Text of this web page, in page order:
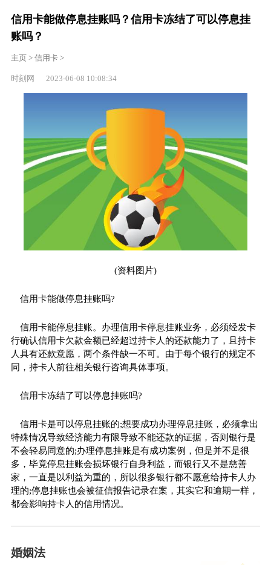
信用卡能做停息挂账吗？信用卡冻结了可以停息挂
账吗？
主页> 信用卡>
时刻网 2023-06-08 10:08:34
(资料图片)
信用卡能做停息挂账吗?
信用卡能停息挂账。办理信用卡停息挂账业务，必须经发卡
行确认信用卡欠款金额已经超过持卡人的还款能力了，且持卡
人具有还款意愿，两个条件缺一不可。由于每个银行的规定不
同，持卡人前往相关银行咨询具体事项。
信用卡冻结了可以停息挂账吗?
信用卡是可以停息挂账的;想要成功办理停息挂账，必须拿出
特殊情况导致经济能力有限导致不能还款的证据，否则银行是
不会轻易同意的;办理停息挂账是有成功案例，但是并不是很
多，毕竟停息挂账会损坏银行自身利益，而银行又不是慈善
家，一直是以利益为重的，所以很多银行都不愿意给持卡人办
理的;停息挂账也会被征信报告记录在案，其实它和逾期一样，
都会影响持卡人的信用情况。
婚姻法